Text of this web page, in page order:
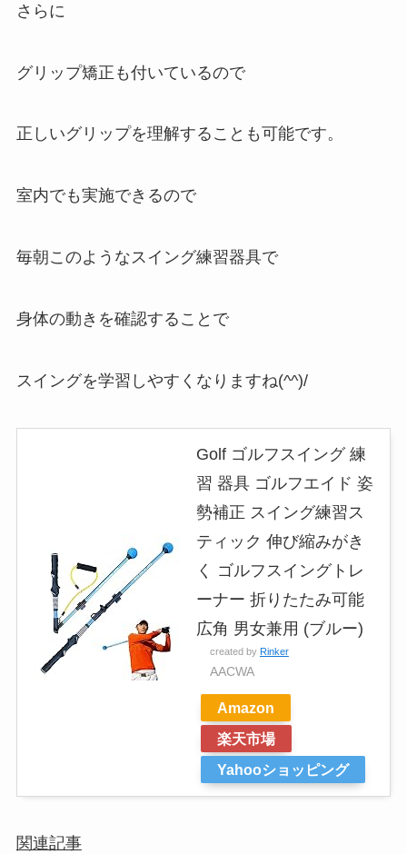
さらに
グリップ矯正も付いているので
正しいグリップを理解することも可能です。
室内でも実施できるので
毎朝このようなスイング練習器具で
身体の動きを確認することで
スイングを学習しやすくなりますね(^^)/
Golf ゴルフスイング 練
習 器具 ゴルフエイド 姿
勢補正 スイング練習ス
ティック 伸び縮みがき
く ゴルフスイングトレ
ーナー 折りたたみ可能
広角 男女兼用 (ブルー)
created by Rinker
AACWA
Amazon
楽天市場
Yahooショッピング
関連記事